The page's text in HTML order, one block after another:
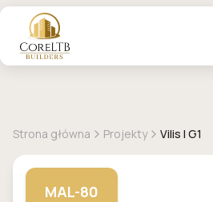
Strona główna Projekty Vilis I G1
MAL-80